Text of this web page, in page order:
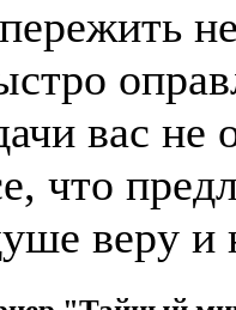
вас
что
веру и